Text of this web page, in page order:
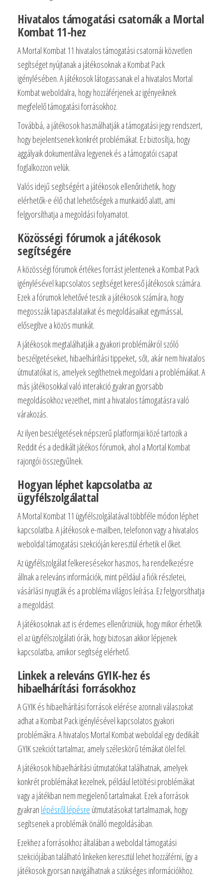
Hivatalos támogatási csatornák a Mortal
Kombat 11-hez
A Mortal Kombat 11 hivatalos támogatási csatornái közvetlen
segítséget nyújtanak a játékosoknak a Kombat Pack
igénylésében. A játékosok látogassanak el a hivatalos Mortal
Kombat weboldalra, hogy hozzáférjenek az igényeiknek
megfelelő támogatási forrásokhoz.
Továbbá, a játékosok használhatják a támogatási jegy rendszert,
hogy bejelentsenek konkrét problémákat. Ez biztosítja, hogy
aggályaik dokumentálva legyenek és a támogatói csapat
foglalkozzon velük.
Valós idejű segítségért a játékosok ellenőrizhetik, hogy
elérhetők-e élő chat lehetőségek a munkaidő alatt, ami
felgyorsíthatja a megoldási folyamatot.
Közösségi fórumok a játékosok
segítségére
A közösségi fórumok értékes forrást jelentenek a Kombat Pack
igénylésével kapcsolatos segítséget kereső játékosok számára.
Ezek a fórumok lehetővé teszik a játékosok számára, hogy
megosszák tapasztalataikat és megoldásaikat egymással,
elősegítve a közös munkát.
A játékosok megtalálhatják a gyakori problémákról szóló
beszélgetéseket, hibaelhárítási tippeket, sőt, akár nem hivatalos
útmutatókat is, amelyek segíthetnek megoldani a problémáikat. A
más játékosokkal való interakció gyakran gyorsabb
megoldásokhoz vezethet, mint a hivatalos támogatásra való
várakozás.
Az ilyen beszélgetések népszerű platformjai közé tartozik a
Reddit és a dedikált játékos fórumok, ahol a Mortal Kombat
rajongói összegyűlnek.
Hogyan léphet kapcsolatba az
ügyfélszolgálattal
A Mortal Kombat 11 ügyfélszolgálatával többféle módon léphet
kapcsolatba. A játékosok e-mailben, telefonon vagy a hivatalos
weboldal támogatási szekcióján keresztül érhetik el őket.
Az ügyfélszolgálat felkeresésekor hasznos, ha rendelkezésre
állnak a releváns információk, mint például a fiók részletei,
vásárlási nyugták és a probléma világos leírása. Ez felgyorsíthatja
a megoldást.
A játékosoknak azt is érdemes ellenőrizniük, hogy mikor érhetők
el az ügyfélszolgálati órák, hogy biztosan akkor lépjenek
kapcsolatba, amikor segítség elérhető.
Linkek a releváns GYIK-hez és
hibaelhárítási forrásokhoz
A GYIK és hibaelhárítási források elérése azonnali válaszokat
adhat a Kombat Pack igénylésével kapcsolatos gyakori
problémákra. A hivatalos Mortal Kombat weboldal egy dedikált
GYIK szekciót tartalmaz, amely széleskörű témákat ölel fel.
A játékosok hibaelhárítási útmutatókat találhatnak, amelyek
konkrét problémákat kezelnek, például letöltési problémákat
vagy a játékban nem megjelenő tartalmakat. Ezek a források
gyakran lépésről lépésre útmutatásokat tartalmaznak, hogy
segítsenek a problémák önálló megoldásában.
Ezekhez a forrásokhoz általában a weboldal támogatási
szekciójában található linkeken keresztül lehet hozzáférni, így a
játékosok gyorsan navigálhatnak a szükséges információkhoz.